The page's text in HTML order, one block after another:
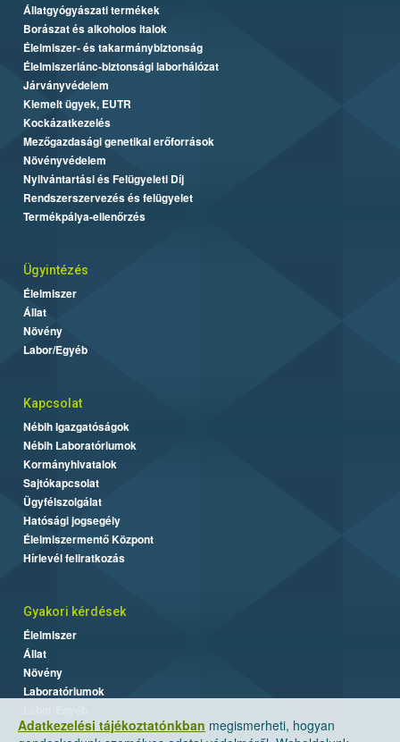
Adatkezelési tájékoztatónkban megismerheti, hogyan
Állatgyógyászati termékek
Borászat és alkoholos italok
Élelmiszer- és takarmánybiztonság
Élelmiszerlánc-biztonsági laborhálózat
Járványvédelem
Kiemelt ügyek, EUTR
Kockázatkezelés
Mezőgazdasági genetikai erőforrások
Növényvédelem
Nyilvántartási és Felügyeleti Díj
Rendszerszervezés és felügyelet
Termékpálya-ellenőrzés
Ügyintézés
Élelmiszer
Állat
Növény
Labor/Egyéb
Kapcsolat
Nébih Igazgatóságok
Nébih Laboratóriumok
Kormányhivatalok
Sajtókapcsolat
Ügyfélszolgálat
Hatósági jogsegély
Élelmiszermentő Központ
Hírlevél feliratkozás
Gyakori kérdések
Élelmiszer
Állat
Növény
Laboratóriumok